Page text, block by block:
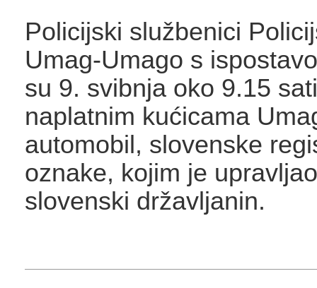
Policijski službenici
Umag-Umago s
su 9. svibnja oko 9.15
naplatnim kućicama
automobil, slovenske
oznake, kojim je
slovenski državljanin.